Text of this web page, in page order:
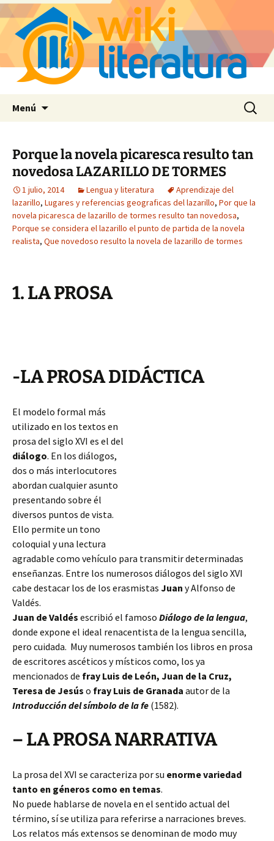
Menú Buscar:
Porque la novela picaresca resulto tan
novedosa LAZARILLO DE TORMES
1 julio, 2014 Lengua y literatura
Aprendizaje del
lazarillo, Lugares y referencias geograficas del lazarillo, Por que la
novela picaresca de lazarillo de tormes resulto tan novedosa,
Porque se considera el lazarillo el punto de partida de la novela
realista, Que novedoso resulto la novela de lazarillo de tormes
1. LA PROSA
-LA PROSA DIDÁCTICA
El modelo formal más
utilizado en los textos en
prosa del siglo XVI es el del
diálogo. En los diálogos,
dos o más interlocutores
abordan cualquier asunto
presentando sobre él
diversos puntos de vista.
Ello permite un tono
coloquial y una lectura
agradable como vehículo para transmitir determinadas
enseñanzas. Entre los numerosos diálogos del siglo XVI
cabe destacar los de los erasmistas Juan y Alfonso de
Valdés.
Juan de Valdés escribió el famoso Diálogo de la lengua,
donde expone el ideal renacentista de la lengua sencilla,
pero cuidada. Muy numerosos también los libros en prosa
de escritores ascéticos y místicos como, los ya
mencionados de fray Luis de León, Juan de la Cruz,
Teresa de Jesús o fray Luis de Granada autor de la
Introducción del símbolo de la fe (1582).
– LA PROSA NARRATIVA
La prosa del XVI se caracteriza por su enorme variedad
tanto en géneros como en temas.
No puede hablarse de novela en el sentido actual del
término, sí se utiliza para referirse a narraciones breves.
Los relatos más extensos se denominan de modo muy